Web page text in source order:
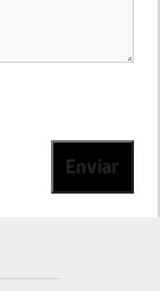
Enviar